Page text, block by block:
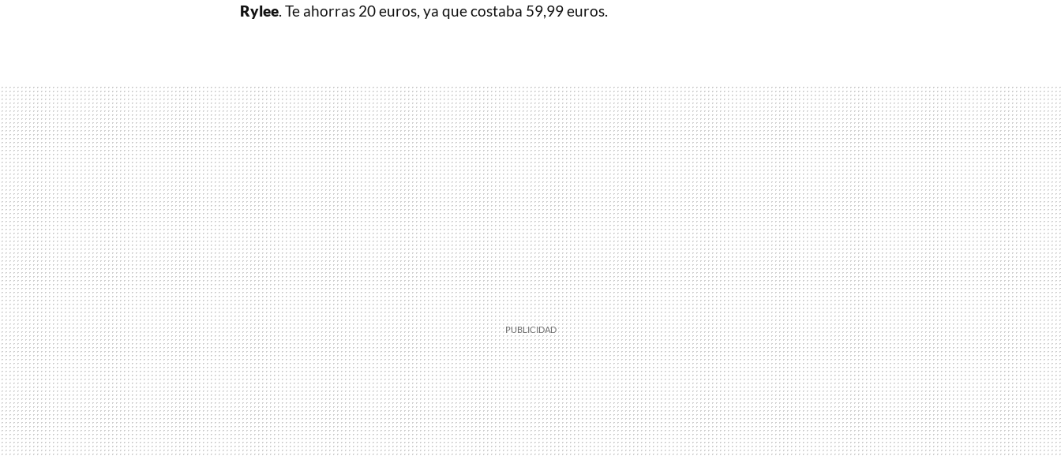
Rylee. Te ahorras 20 euros, ya que costaba 59,99 euros.